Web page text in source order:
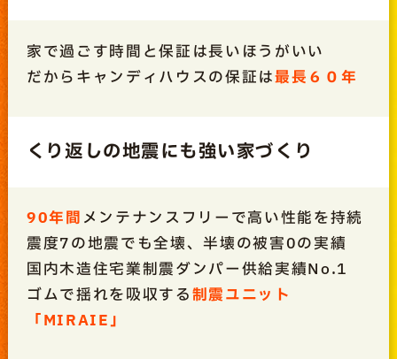
家で過ごす時間と保証は長いほうがいい
だからキャンディハウスの保証は最長６０年
くり返しの地震にも強い家づくり
90年間 メンテナンスフリーで高い性能を持続
震度7の地震でも全壊、半壊の被害0の実績
国内木造住宅業制震ダンパー供給実績No.1
ゴムで揺れを吸収する制震ユニット
「MIRAIE」